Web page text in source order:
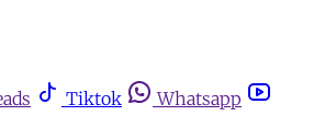
Tiktok
Whatsapp